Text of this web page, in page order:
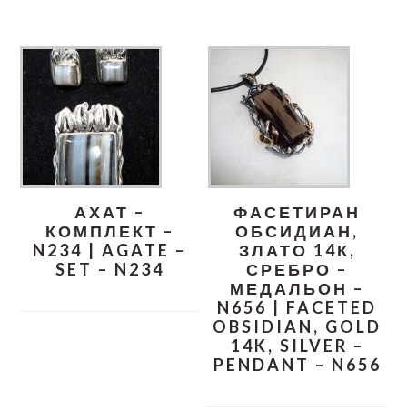
АХАТ –
КОМПЛЕКТ –
N234 | AGATE –
SET – N234
ФАСЕТИРАН
ОБСИДИАН,
ЗЛАТО 14К,
СРЕБРО –
МЕДАЛЬОН –
N656 | FACETED
OBSIDIAN, GOLD
14K, SILVER –
PENDANT – N656